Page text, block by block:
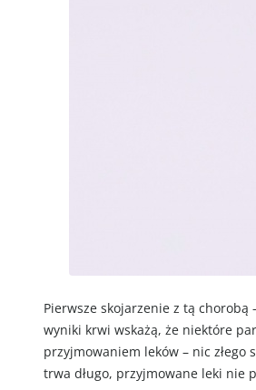
Pierwsze skojarzenie z tą chorobą
wyniki krwi wskażą, że niektóre
przyjmowaniem leków – nic
trwa długo, przyjmowane leki nie